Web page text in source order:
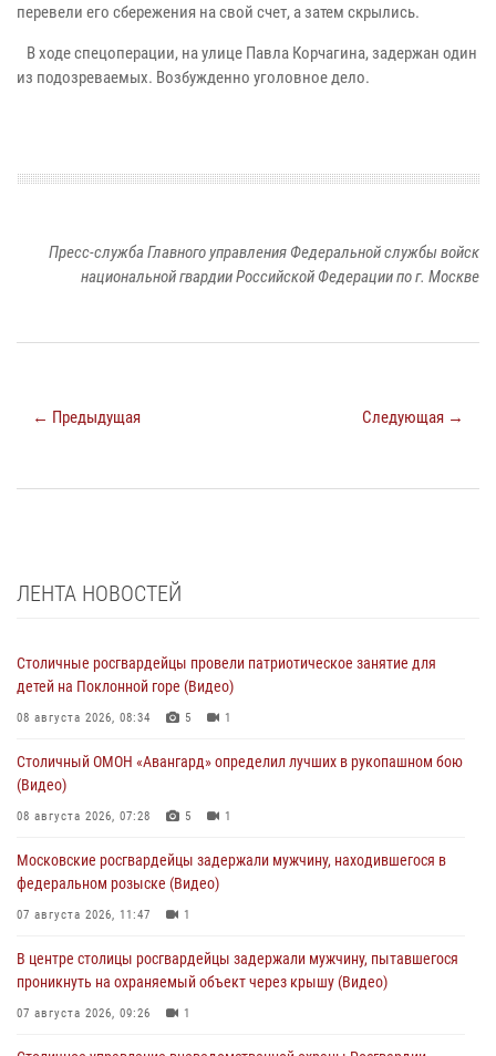
перевели его сбережения на свой счет, а затем скрылись.
В ходе спецоперации, на улице Павла Корчагина, задержан один
из подозреваемых. Возбужденно уголовное дело.
Пресс-служба Главного управления Федеральной службы войск
национальной гвардии Российской Федерации по г. Москве
← Предыдущая Следующая →
ЛЕНТА НОВОСТЕЙ
Столичные росгвардейцы провели патриотическое занятие для
детей на Поклонной горе (Видео)
08 августа 2026, 08:34 5 1
Столичный ОМОН «Авангард» определил лучших в рукопашном бою
(Видео)
08 августа 2026, 07:28 5 1
Московские росгвардейцы задержали мужчину, находившегося в
федеральном розыске (Видео)
07 августа 2026, 11:47 1
В центре столицы росгвардейцы задержали мужчину, пытавшегося
проникнуть на охраняемый объект через крышу (Видео)
07 августа 2026, 09:26 1